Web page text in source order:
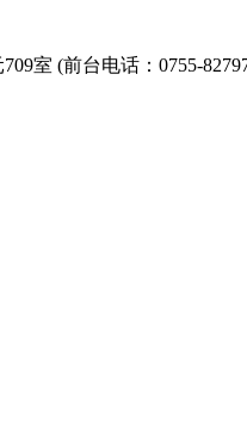
室 (前台电话：0755-